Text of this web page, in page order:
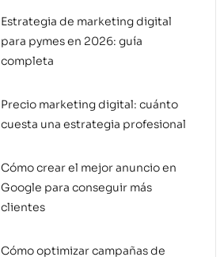
Estrategia de marketing digital
para pymes en 2026: guía
completa
Precio marketing digital: cuánto
cuesta una estrategia profesional
Cómo crear el mejor anuncio en
Google para conseguir más
clientes
Cómo optimizar campañas de